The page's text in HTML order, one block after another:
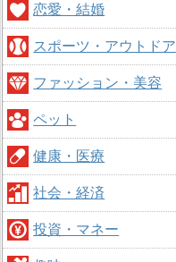
恋愛・結婚
スポーツ・アウトドア
ファッション・美容
ペット
健康・医療
社会・経済
投資・マネー